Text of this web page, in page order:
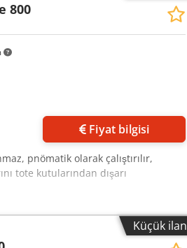
800
Fiyat bilgisi
pnömatik olarak çalıştırılır,
tote kutularından dışarı
Küçük ilan